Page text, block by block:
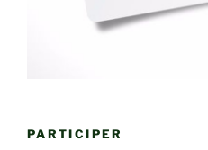
PARTICIPER